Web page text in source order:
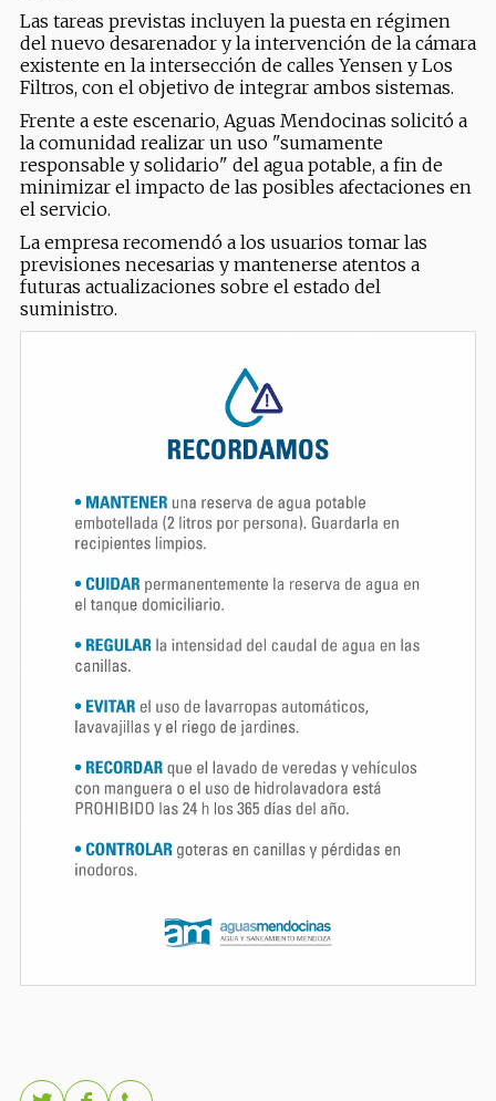
Las tareas previstas incluyen la puesta en régimen
del nuevo desarenador y la intervención de la cámara
existente en la intersección de calles Yensen y Los
Filtros, con el objetivo de integrar ambos sistemas.
Frente a este escenario, Aguas Mendocinas solicitó a
la comunidad realizar un uso "sumamente
responsable y solidario" del agua potable, a fin de
minimizar el impacto de las posibles afectaciones en
el servicio.
La empresa recomendó a los usuarios tomar las
previsiones necesarias y mantenerse atentos a
futuras actualizaciones sobre el estado del
suministro.